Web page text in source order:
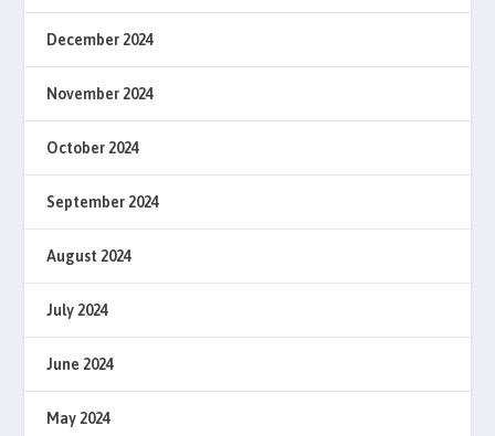
December 2024
November 2024
October 2024
September 2024
August 2024
July 2024
June 2024
May 2024